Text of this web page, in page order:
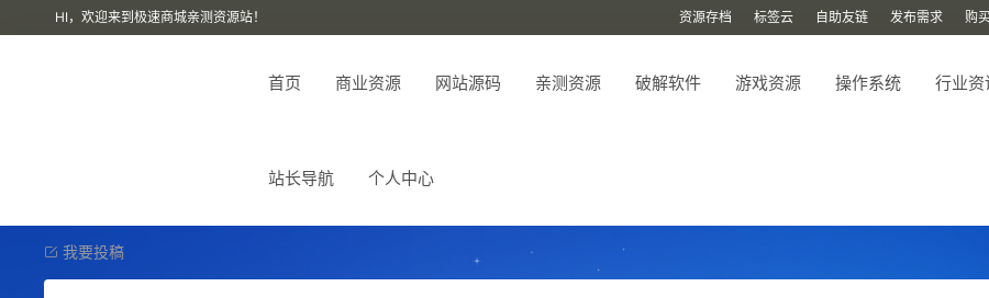
HI，欢迎来到极速商城亲测资源站！ 资源存档 标签云 自助友链 发布需求 购
首页 商业资源 网站源码 亲测资源 破解软件 游戏资源 操作系统 行业资
站长导航 个人中心
我要投稿